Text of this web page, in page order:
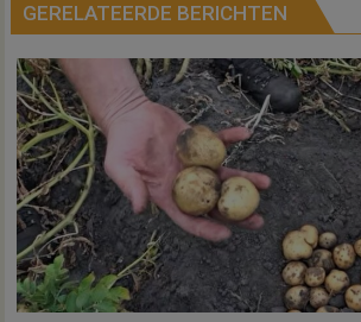
GERELATEERDE BERICHTEN